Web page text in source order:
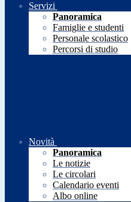
Servizi
Panoramica
Famiglie e studenti
Personale scolastico
Percorsi di studio
Novità
Panoramica
Le notizie
Le circolari
Calendario eventi
Albo online